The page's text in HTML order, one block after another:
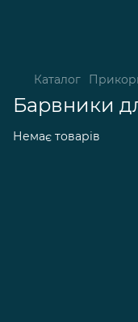
Каталог
Барвники
Немає товарів